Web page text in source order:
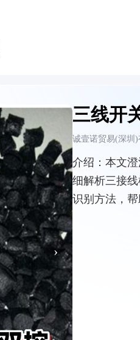
›
三线开
诚壹诺贸易(深圳)
介绍： 本文
细解析三接
识别方法，帮